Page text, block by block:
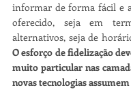
informar de forma fácil e
oferecido, seja em
O esforço de fidelização
muito particular nas
novas tecnologias